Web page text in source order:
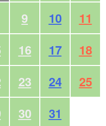
9 10
11
16 17
18
23 24
25
30 31